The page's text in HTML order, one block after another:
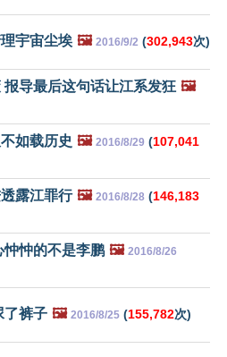
宇宙尘埃 🖼️ 2016/9/2 (302,943次)
导最后这句话让江系发狂 🖼️
如载历史 🖼️ 2016/8/29 (107,041
露江罪行 🖼️ 2016/8/28 (146,183
忡的不是李鹏 🖼️ 2016/8/26
了裤子 🖼️ 2016/8/25 (155,782次)